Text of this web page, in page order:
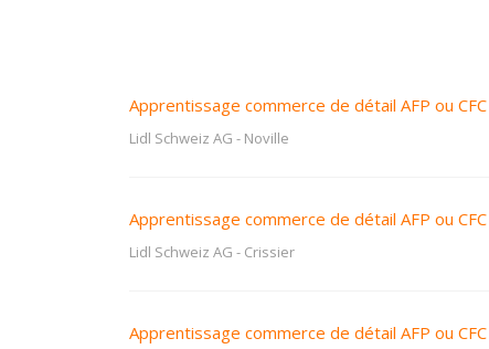
Apprentissage commerce de détail AFP ou
Lidl Schweiz AG - Noville
Apprentissage commerce de détail AFP ou
Lidl Schweiz AG - Crissier
Apprentissage commerce de détail AFP ou